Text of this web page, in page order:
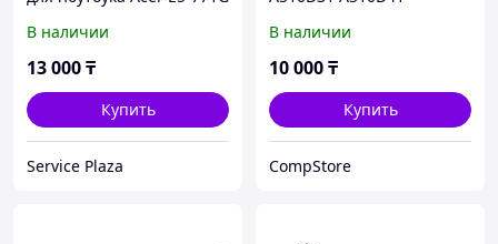
(4ICP5/57/80) б.у
В наличии
13 000₸
Купить
Service Plaza
(совместим с 11,1v) 4400
мАч 5750
В наличии
10 000₸
Купить
CompStore